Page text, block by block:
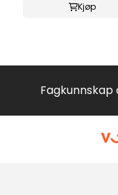
Kjøp